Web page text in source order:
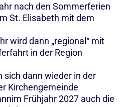
nach den Sommerferien
St. Elisabeth mit dem
wird dann „regional“ mit
in der Region
dann wieder in der
Kirchengemeinde
Frühjahr 2027 auch die